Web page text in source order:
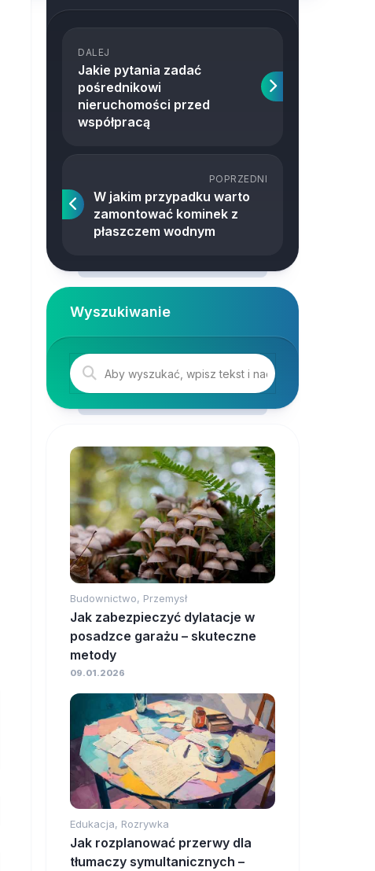
DALEJ
Jakie pytania zadać
pośrednikowi
nieruchomości przed
współpracą
POPRZEDNI
W jakim przypadku warto
zamontować kominek z
płaszczem wodnym
Wyszukiwanie
Budownictwo, Przemysł
Jak zabezpieczyć dylatacje w
posadzce garażu – skuteczne
metody
09.01.2026
Edukacja, Rozrywka
Jak rozplanować przerwy dla
tłumaczy symultanicznych –